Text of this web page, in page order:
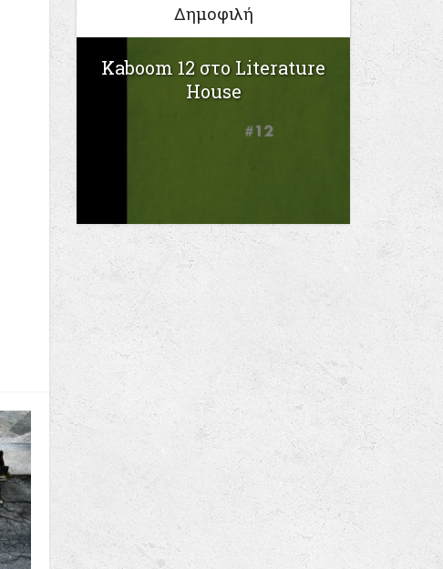
Δημοφιλή
Kaboom 12 στο Literature
House